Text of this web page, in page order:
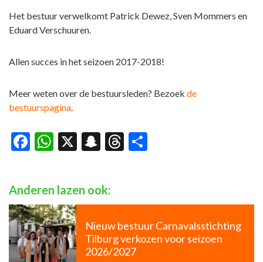
Het bestuur verwelkomt Patrick Dewez, Sven Mommers en
Eduard Verschuuren.
Allen succes in het seizoen 2017-2018!
Meer weten over de bestuursleden? Bezoek de
bestuurspagina.
Facebook
WhatsApp
X Snapchat
Threads
Anderen lazen ook:
Nieuw bestuur Carnavalsstichting
Tilburg verkozen voor seizoen
2026/2027